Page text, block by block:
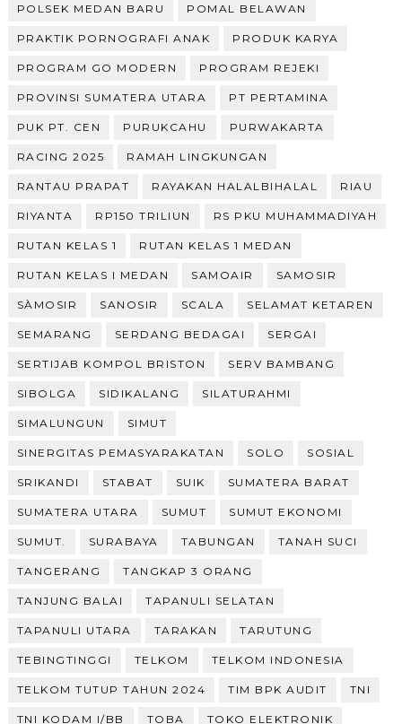
POLSEK MEDAN BARU POMAL BELAWAN
PRAKTIK PORNOGRAFI ANAK PRODUK KARYA
PROGRAM GO MODERN PROGRAM REJEKI
PROVINSI SUMATERA UTARA PT PERTAMINA
PUK PT. CEN PURUKCAHU PURWAKARTA
RACING 2025 RAMAH LINGKUNGAN
RANTAU PRAPAT RAYAKAN HALALBIHALAL RIAU
RIYANTA RP150 TRILIUN RS PKU MUHAMMADIYAH
RUTAN KELAS 1 RUTAN KELAS 1 MEDAN
RUTAN KELAS I MEDAN SAMOAIR SAMOSIR
SÀMOSIR SANOSIR SCALA SELAMAT KETAREN
SEMARANG SERDANG BEDAGAI SERGAI
SERTIJAB KOMPOL BRISTON SERV BAMBANG
SIBOLGA SIDIKALANG SILATURAHMI
SIMALUNGUN SIMUT
SINERGITAS PEMASYARAKATAN SOLO SOSIAL
SRIKANDI STABAT SUIK SUMATERA BARAT
SUMATERA UTARA SUMUT SUMUT EKONOMI
SUMUT. SURABAYA TABUNGAN TANAH SUCI
TANGERANG TANGKAP 3 ORANG
TANJUNG BALAI TAPANULI SELATAN
TAPANULI UTARA TARAKAN TARUTUNG
TEBINGTINGGI TELKOM TELKOM INDONESIA
TELKOM TUTUP TAHUN 2024 TIM BPK AUDIT TNI
TNI KODAM I/BB TOBA TOKO ELEKTRONIK